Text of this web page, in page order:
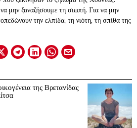
μην ξαναζήσουμε τη σιωπή. Για να μην
την ελπίδα, τη νιότη, τη σπίθα της
της Βρετανίδας